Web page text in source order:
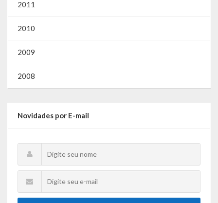
Gestão Saúde – GOVBR
2011
2010
2009
2008
Novidades por E-mail